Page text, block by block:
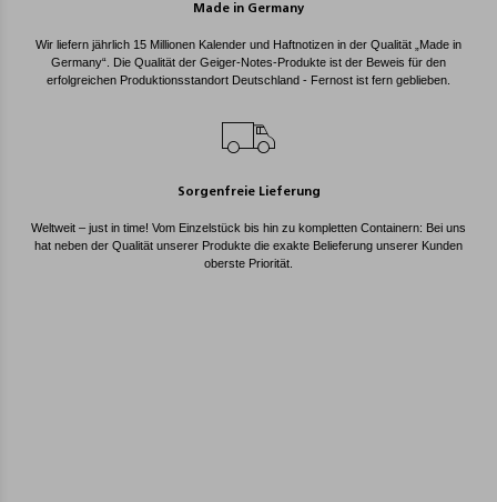
Made in Germany
Wir liefern jährlich 15 Millionen Kalender und Haftnotizen in der Qualität „Made in
Germany“. Die Qualität der Geiger-Notes-Produkte ist der Beweis für den
erfolgreichen Produktionsstandort Deutschland - Fernost ist fern geblieben.
Sorgenfreie Lieferung
Weltweit – just in time! Vom Einzelstück bis hin zu kompletten Containern: Bei uns
hat neben der Qualität unserer Produkte die exakte Belieferung unserer Kunden
oberste Priorität.